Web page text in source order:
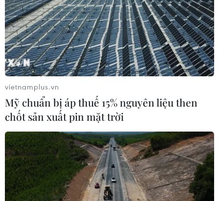
vietnamplus.vn
Mỹ chuẩn bị áp thuế 15% nguyên liệu then
chốt sản xuất pin mặt trời